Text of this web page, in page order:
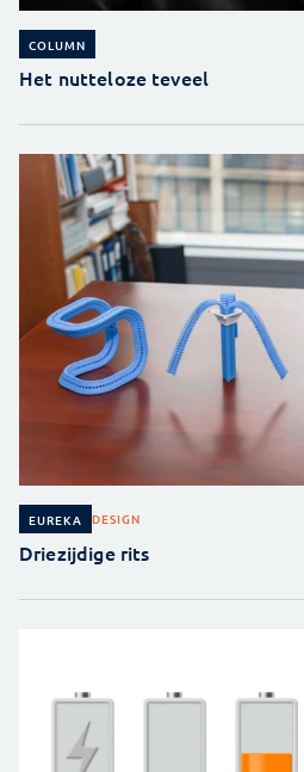
COLUMN
Het nutteloze teveel
EUREKA DESIGN
Driezijdige rits